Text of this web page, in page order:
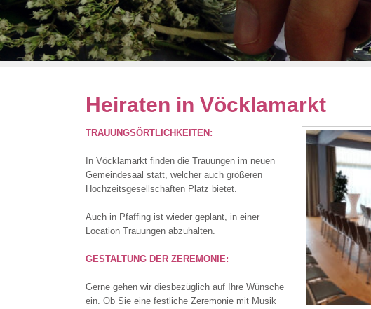
Heiraten in Vöcklamarkt
TRAUUNGSÖRTLICHKEITEN:
In Vöcklamarkt finden die Trauungen im neuen
Gemeindesaal statt, welcher auch größeren
Hochzeitsgesellschaften Platz bietet.
Auch in Pfaffing ist wieder geplant, in einer
Location Trauungen abzuhalten.
GESTALTUNG DER ZEREMONIE:
Gerne gehen wir diesbezüglich auf Ihre Wünsche
ein. Ob Sie eine festliche Zeremonie mit Musik